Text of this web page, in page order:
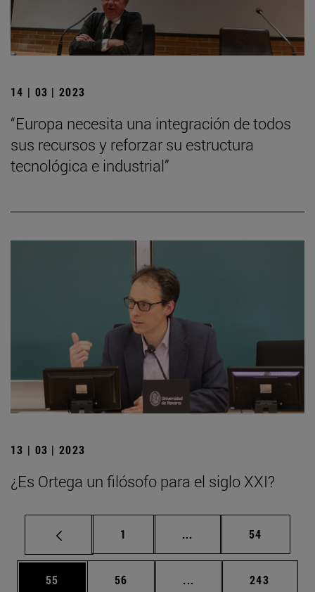
14 | 03 | 2023
“Europa necesita una integración de todos
sus recursos y reforzar su estructura
tecnológica e industrial”
13 | 03 | 2023
¿Es Ortega un filósofo para el siglo XXI?
Página
1 ... Páginas intermedias
Página
54
Página
55 Página
56 ... Páginas intermedias
Página
243